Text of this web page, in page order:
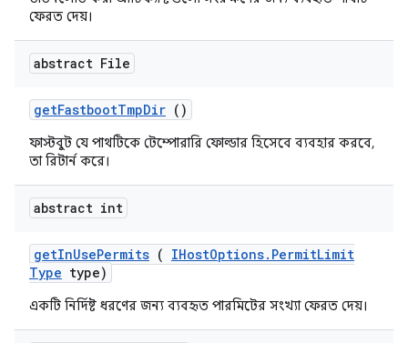
ফেরত দেয়।
abstract File
getFastbootTmpDir ()
ফাস্টবুট যে পাথটিকে টেম্পোরারি ফোল্ডার হিসেবে ব্যবহার করবে,
তা রিটার্ন করে।
abstract int
getInUsePermits ( IHostOptions. PermitLimit
Type type)
একটি নির্দিষ্ট ধরণের জন্য ব্যবহৃত পারমিটের সংখ্যা ফেরত দেয়।